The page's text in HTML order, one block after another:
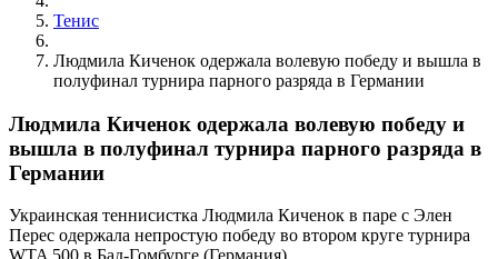
Тенис
Людмила Киченок одержала волевую победу и вышла в
полуфинал турнира парного разряда в Германии
Людмила Киченок одержала волевую победу и
вышла в полуфинал турнира парного разряда в
Германии
Украинская теннисистка Людмила Киченок в паре с Элен
Перес одержала непростую победу во втором круге турнира